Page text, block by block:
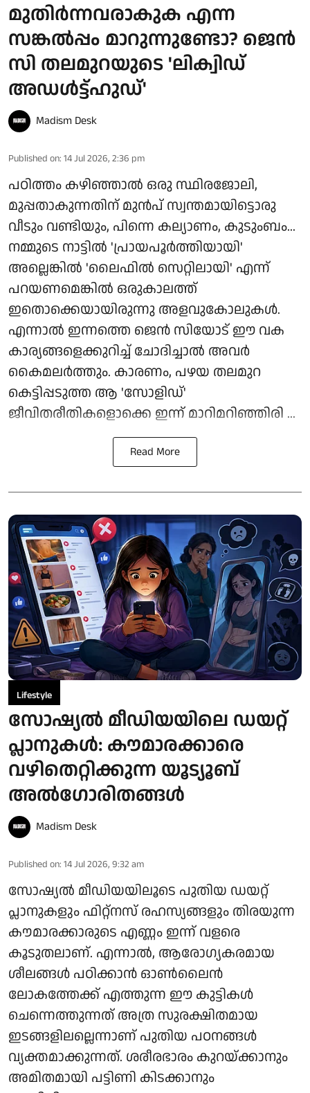
മുതിർന്നവരാകുക എന്ന
സങ്കൽപ്പം മാറുന്നുണ്ടോ? ജെൻ
സി തലമുറയുടെ 'ലിക്വിഡ്
അഡൾട്ട്ഹുഡ്'
Madism Desk
Published on: 14 Jul 2026, 2:36 pm
പഠിത്തം കഴിഞ്ഞാൽ ഒരു സ്ഥിരജോലി,
മുപ്പതാകുന്നതിന് മുൻപ് സ്വന്തമായിട്ടൊരു
വീടും വണ്ടിയും, പിന്നെ കല്യാണം, കുടുംബം...
നമ്മുടെ നാട്ടിൽ 'പ്രായപൂർത്തിയായി'
അല്ലെങ്കിൽ 'ലൈഫിൽ സെറ്റിലായി' എന്ന്
പറയണമെങ്കിൽ ഒരുകാലത്ത്
ഇതൊക്കെയായിരുന്നു അളവുകോലുകൾ.
എന്നാൽ ഇന്നത്തെ ജെൻ സിയോട് ഈ വക
കാര്യങ്ങളെക്കുറിച്ച് ചോദിച്ചാൽ അവർ
കൈമലർത്തും. കാരണം, പഴയ തലമുറ
കെട്ടിപ്പടുത്ത ആ 'സോളിഡ്'
ജീവിതരീതികളൊക്കെ ഇന്ന് മാറിമറിഞ്ഞിരി ...
Read More
Lifestyle
സോഷ്യൽ മീഡിയയിലെ ഡയറ്റ്
പ്ലാനുകൾ: കൗമാരക്കാരെ
വഴിതെറ്റിക്കുന്ന യൂട്യൂബ്
അൽഗോരിതങ്ങൾ
Madism Desk
Published on: 14 Jul 2026, 9:32 am
സോഷ്യൽ മീഡിയയിലൂടെ പുതിയ ഡയറ്റ്
പ്ലാനുകളും ഫിറ്റ്‌നസ് രഹസ്യങ്ങളും തിരയുന്ന
കൗമാരക്കാരുടെ എണ്ണം ഇന്ന് വളരെ
കൂടുതലാണ്. എന്നാൽ, ആരോഗ്യകരമായ
ശീലങ്ങൾ പഠിക്കാൻ ഓൺലൈൻ
ലോകത്തേക്ക് എത്തുന്ന ഈ കുട്ടികൾ
ചെന്നെത്തുന്നത് അത്ര സുരക്ഷിതമായ
ഇടങ്ങളിലല്ലെന്നാണ് പുതിയ പഠനങ്ങൾ
വ്യക്തമാക്കുന്നത്. ശരീരഭാരം കുറയ്ക്കാനും
അമിതമായി പട്ടിണി കിടക്കാനും